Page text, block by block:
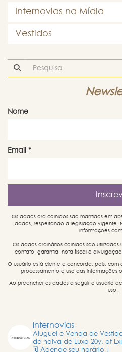
Internovias na Mídia
Vestidos
Nome
Email *
Os dados ora colhidos são mantidos em
dados, respeitando a legislação vigente.
informações
Os dados ordinários colhidos são
contato, garantia, nota fiscal e
O usuário está ciente e concorda, pois, com
processamento e uso das informações
Ao preencher os dados a seguir o usuário
uso.
internovias
Aluguel e Venda de
de noiva de Luxo 20y. of
🗓️ Agende seu horário ↓